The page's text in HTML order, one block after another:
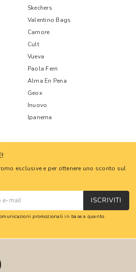
Skechers
Valentino Bags
Camore
Cult
Vueva
Paola Ferri
Alma En Pena
Geox
Inuovo
Ipanema
esclusive e per ottenere uno sconto sul
ISCRIVITI
promozionali in base a quanto